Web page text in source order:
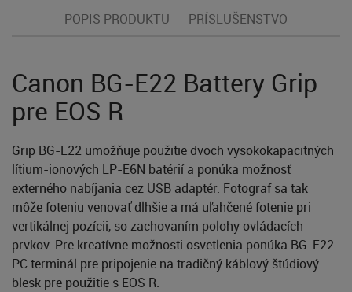
POPIS PRODUKTU PRÍSLUŠENSTVO
Canon BG-E22 Battery Grip
pre EOS R
Grip BG-E22 umožňuje použitie dvoch vysokokapacitných
lítium-ionových LP-E6N batérií a ponúka možnosť
externého nabíjania cez USB adaptér. Fotograf sa tak
môže foteniu venovať dlhšie a má uľahčené fotenie pri
vertikálnej pozícii, so zachovaním polohy ovládacích
prvkov. Pre kreatívne možnosti osvetlenia ponúka BG-E22
PC terminál pre pripojenie na tradičný káblový štúdiový
blesk pre použitie s EOS R.